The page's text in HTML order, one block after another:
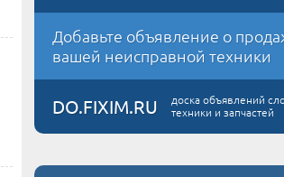
Добавьте объявление о
вашей неисправной техники
DO.FIXIM.RU
доска объявлений
техники и запчастей